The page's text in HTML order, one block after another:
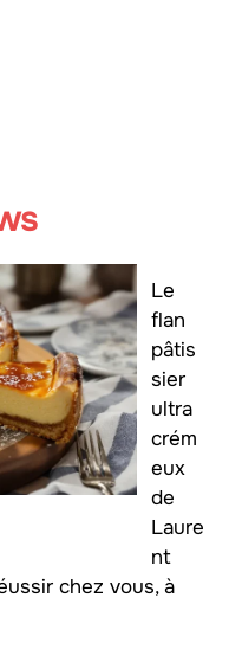
Le
flan
pâtis
sier
ultra
crém
eux
de
Laure
nt
chez vous, à